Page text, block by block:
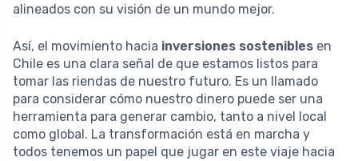
alineados con su visión de un mundo mejor.
Así, el movimiento hacia inversiones sostenibles en
Chile es una clara señal de que estamos listos para
tomar las riendas de nuestro futuro. Es un llamado
para considerar cómo nuestro dinero puede ser una
herramienta para generar cambio, tanto a nivel local
como global. La transformación está en marcha y
todos tenemos un papel que jugar en este viaje hacia